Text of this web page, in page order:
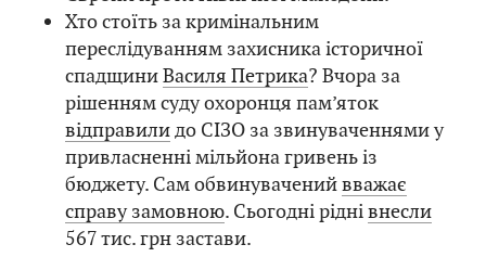
Хто стоїть за кримінальним
переслідуванням захисника історичної
спадщиниВасиля Петрика? Вчора за
рішенням суду охоронця пам’яток
відправилидо СІЗО за звинуваченнями у
привласненні мільйона гривень із
бюджету. Сам обвинуваченийвважає
справу замовною. Сьогодні ріднівнесли
567 тис. грн застави.